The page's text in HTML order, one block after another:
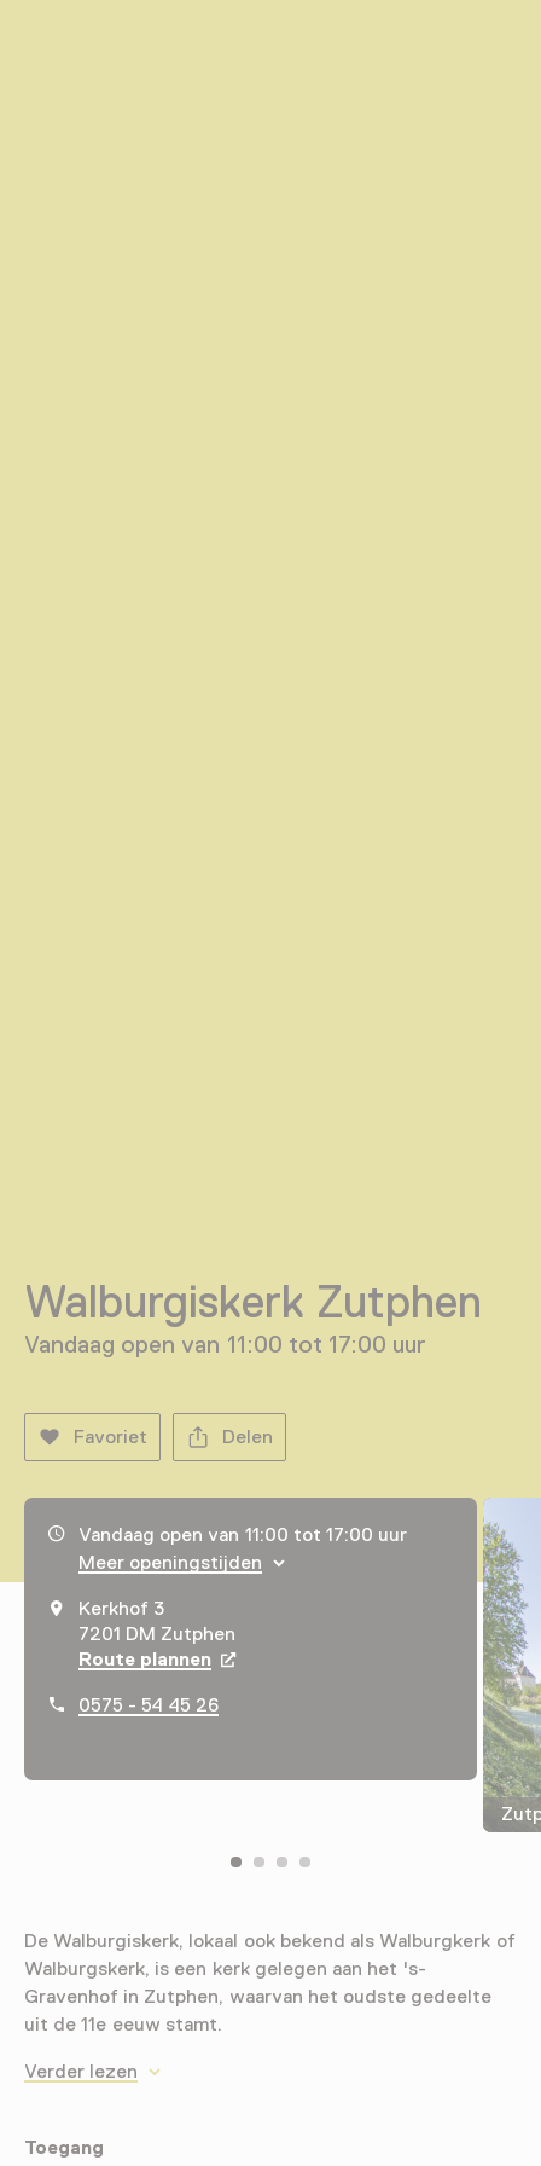
Walburgiskerk Zutphen
Vandaag open van 11:00 tot 17:00 uur
Favoriet Delen
Openingstijden, adres & telefoonnummer
Vandaag open van 11:00 tot 17:00 uur
Meer openingstijden
Kerkhof 3
7201 DM Zutphen
Route plannen Opent in een nieuw tabblad
0575 - 54 45 26
De Walburgiskerk, lokaal ook bekend als Walburgkerk of
Walburgskerk, is een kerk gelegen aan het 's-
Gravenhof in Zutphen, waarvan het oudste gedeelte
uit de 11e eeuw stamt.
Verder lezen
Toegang